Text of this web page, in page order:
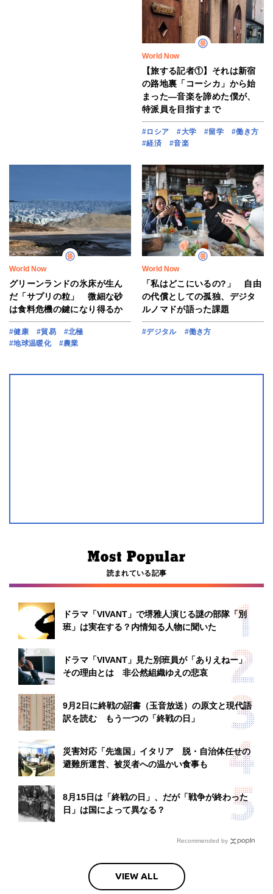
World Now
【旅する記者①】それは新宿
の路地裏「コーシカ」から始
まった―音楽を諦めた僕が、
特派員を目指すまで
#ロシア #大学 #留学
#働き方
#経済
#音楽
World Now
グリーンランドの氷床が生ん
だ「サプリの粒」 微細な砂
は食料危機の鍵になり得るか
#健康 #貿易
#北極
#地球温暖化
#農業
World Now
「私はどこにいるの?」 自由
の代償としての孤独、デジタ
ルノマドが語った課題
#デジタル #働き方
読まれている記事
ドラマ「VIVANT」で堺雅人演じる謎の部隊「別
班」は実在する？内情知る人物に聞いた
ドラマ「VIVANT」見た別班員が「ありえねー」
その理由とは 非公然組織ゆえの悲哀
9月2日に終戦の詔書（玉音放送）の原文と現代語
訳を読む もう一つの「終戦の日」
災害対応「先進国」イタリア 脱・自治体任せの
避難所運営、被災者への温かい食事も
8月15日は「終戦の日」、だが「戦争が終わった
日」は国によって異なる？
Recommended by
VIEW ALL